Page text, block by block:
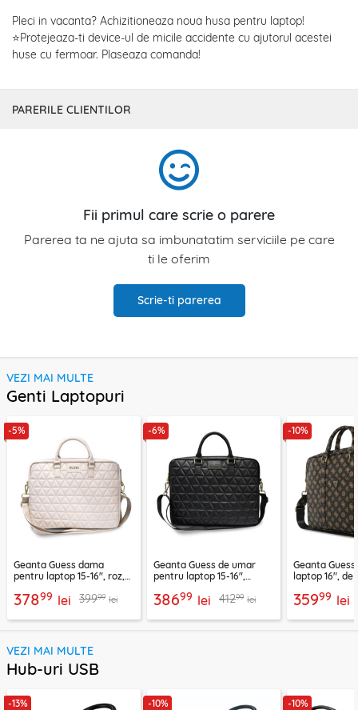
Pleci in vacanta? Achizitioneaza noua husa pentru laptop!
⭐Protejeaza-ti device-ul de micile accidente cu ajutorul acestei
huse cu fermoar. Plaseaza comanda!
PARERILE CLIENTILOR
Fii primul care scrie o parere
Parerea ta ne ajuta sa imbunatatim serviciile pe care
ti le oferim
Scrie-ti parerea
VEZI MAI MULTE
Genti Laptopuri
-5%
Geanta Guess dama
pentru laptop 15-16", roz,
37899 lei 39999 lei
-6%
Geanta Guess de umar
pentru laptop 15-16",
38699 lei 41299 lei
-10%
Geanta
laptop 16",
35999 lei
VEZI MAI MULTE
Hub-uri USB
-13% -10% -10%